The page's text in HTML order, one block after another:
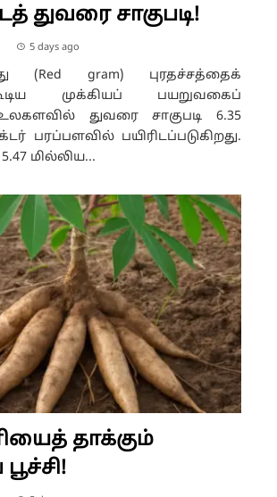
துவரை சாகுபடி!
5 days ago
(Red gram) புரதச்சத்தைக்
முக்கியப் பயறுவகைப்
துவரை சாகுபடி 6.35
பரப்பளவில் பயிரிடப்படுகிறது.
மில்லிய...
தாக்கும்